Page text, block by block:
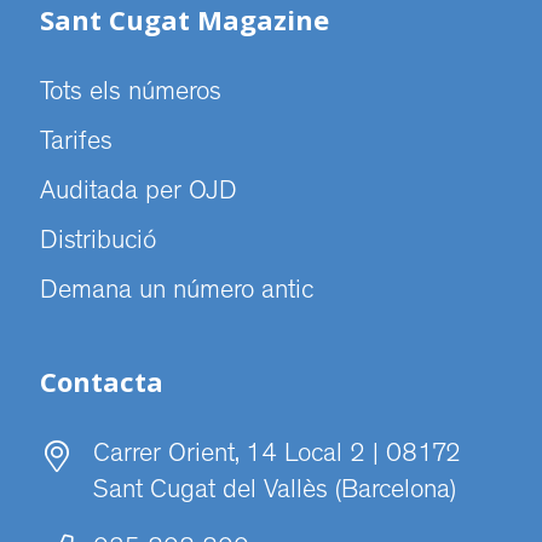
Sant Cugat Magazine
Tots els números
Tarifes
Auditada per OJD
Distribució
Demana un número antic
Contacta
Carrer Orient, 14 Local 2 | 08172
Sant Cugat del Vallès (Barcelona)